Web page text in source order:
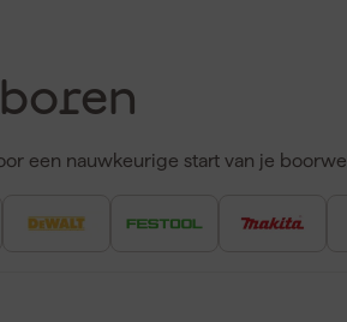
een nauwkeurige start van je
de boor bij aanvang van het boren.